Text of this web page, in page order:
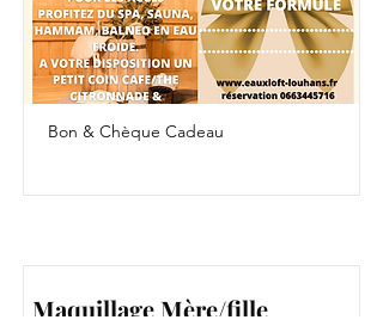
Bon & Chèque Cadeau
Maquillage Mère/fille